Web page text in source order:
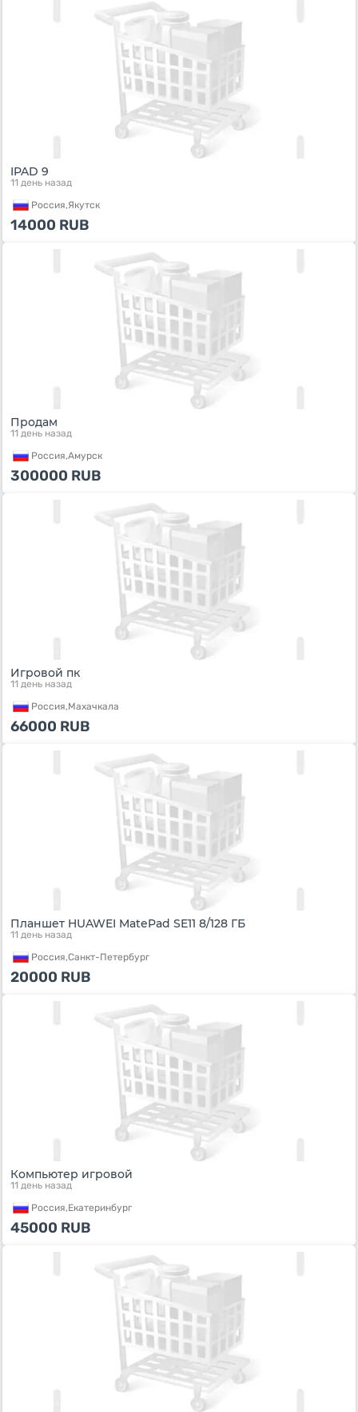
IPAD 9
11 день назад
Россия,Якутск
14000 RUB
Продам
11 день назад
Россия,Амурск
300000 RUB
Игровой пк
11 день назад
Россия,Махачкала
66000 RUB
Планшет HUAWEI MatePad SE11 8/128 ГБ
11 день назад
Россия,Санкт-Петербург
20000 RUB
Компьютер игровой
11 день назад
Россия,Екатеринбург
45000 RUB